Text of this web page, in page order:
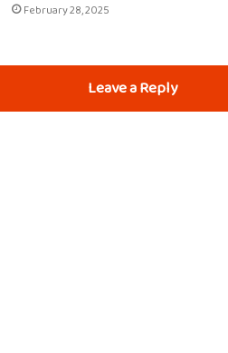
February 28, 2025
Leave a Reply